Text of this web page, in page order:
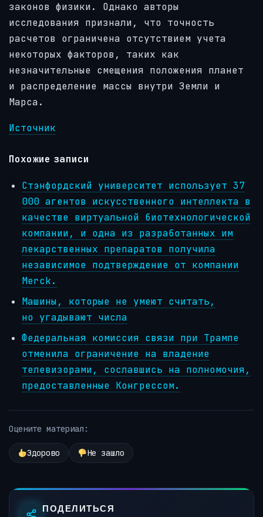
законов физики. Однако авторы
исследования признали, что точность
расчетов ограничена отсутствием учета
некоторых факторов, таких как
незначительные смещения положения планет
и распределение массы внутри Земли и
Марса.
Источник
Похожие записи
Стэнфордский университет использует 37
000 агентов искусственного интеллекта в
качестве виртуальной биотехнологической
компании, и одна из разработанных им
лекарственных препаратов получила
независимое подтверждение от компании
Merck.
Машины, которые не умеют считать,
но угадывают числа
Федеральная комиссия связи при Трампе
отменила ограничение на владение
телевизорами, сославшись на полномочия,
предоставленные Конгрессом.
Оцените материал:
Здорово Не зашло
ПОДЕЛИТЬСЯ